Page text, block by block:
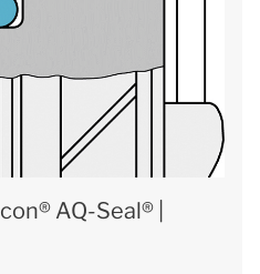
AQ-Seal® |